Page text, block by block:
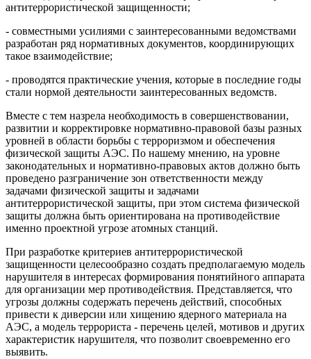
антитеррористической защищенности;
- совместными усилиями с заинтересованными ведомствами
разработан ряд нормативных документов, координирующих
такое взаимодействие;
- проводятся практические учения, которые в последние годы
стали нормой деятельности заинтересованных ведомств.
Вместе с тем назрела необходимость в совершенствовании,
развитии и корректировке нормативно-правовой базы разных
уровней в области борьбы с терроризмом и обеспечения
физической защиты АЭС. По нашему мнению, на уровне
законодательных и нормативно-правовых актов должно быть
проведено разграничение зон ответственности между
задачами физической защиты и задачами
антитеррористической защиты, при этом система физической
защиты должна быть ориентирована на противодействие
именно проектной угрозе атомных станций.
При разработке критериев антитеррористической
защищенности целесообразно создать предполагаемую модель
нарушителя в интересах формирования понятийного аппарата
для организации мер противодействия. Представляется, что
угрозы должны содержать перечень действий, способных
привести к диверсии или хищению ядерного материала на
АЭС, а модель террориста - перечень целей, мотивов и других
характеристик нарушителя, что позволит своевременно его
выявить.